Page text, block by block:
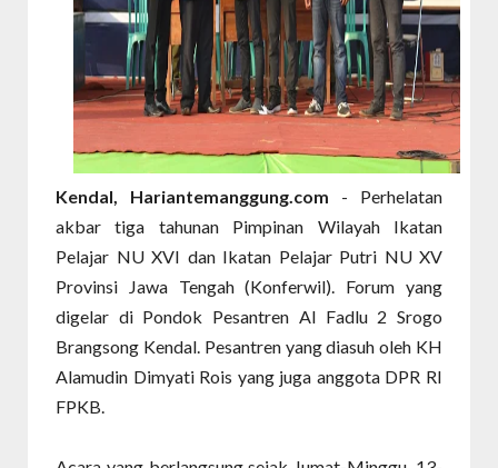
Kendal, Hariantemanggung.com - Perhelatan
akbar tiga tahunan Pimpinan Wilayah Ikatan
Pelajar NU XVI dan Ikatan Pelajar Putri NU XV
Provinsi Jawa Tengah (Konferwil). Forum yang
digelar di Pondok Pesantren Al Fadlu 2 Srogo
Brangsong Kendal. Pesantren yang diasuh oleh KH
Alamudin Dimyati Rois yang juga anggota DPR RI
FPKB.